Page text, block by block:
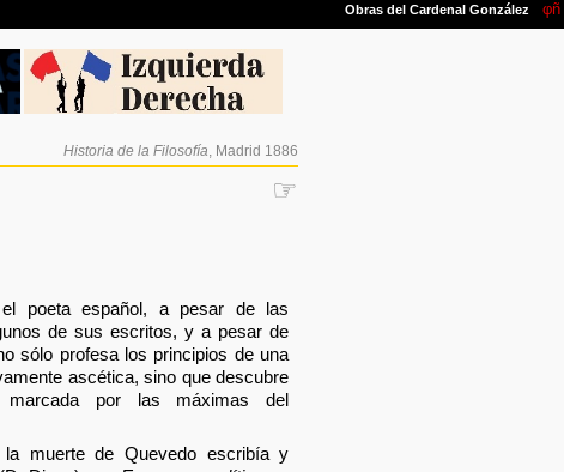
Historia de la Filosofía , Madrid 1886
☞
poeta español, a pesar de las
de sus escritos, y a pesar de
sólo profesa los principios de una
ascética, sino que descubre
marcada por las máximas del
muerte de Quevedo escribía y